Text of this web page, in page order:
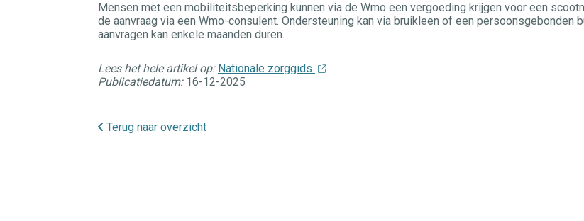
Mensen met een mobiliteitsbeperking kunnen via de Wmo een vergoeding krijgen voor een
de aanvraag via een Wmo-consulent. Ondersteuning kan via bruikleen of een persoonsgebonden
aanvragen kan enkele maanden duren.
Lees het hele artikel op: Nationale zorggids
Publicatiedatum: 16-12-2025
Terug naar overzicht